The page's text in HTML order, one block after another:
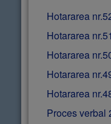
Hotararea
Hotararea
Hotararea
Hotararea
Hotararea
Proces verbal